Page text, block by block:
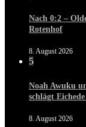
Nach 0:2 –
Rotenhof
8. August 2026
5
Noah Awuku
schlägt Eichede
8. August 2026